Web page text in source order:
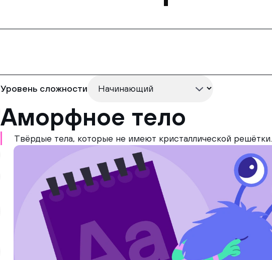
Уровень сложности
Аморфное тело
Твёрдые тела, которые не имеют кристаллической решётки.